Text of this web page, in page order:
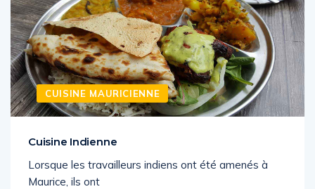
CUISINE MAURICIENNE
Cuisine Indienne
Lorsque les travailleurs indiens ont été amenés à
Maurice, ils ont